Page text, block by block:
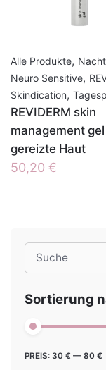
Search
for
Sortierung
Min.
Max.
PREIS: 30 € — 80 €
Alle Produkte,
Neuro Sensitive,
Skindication,
REVIDERM skin
management
gereizte Haut
50,20 €